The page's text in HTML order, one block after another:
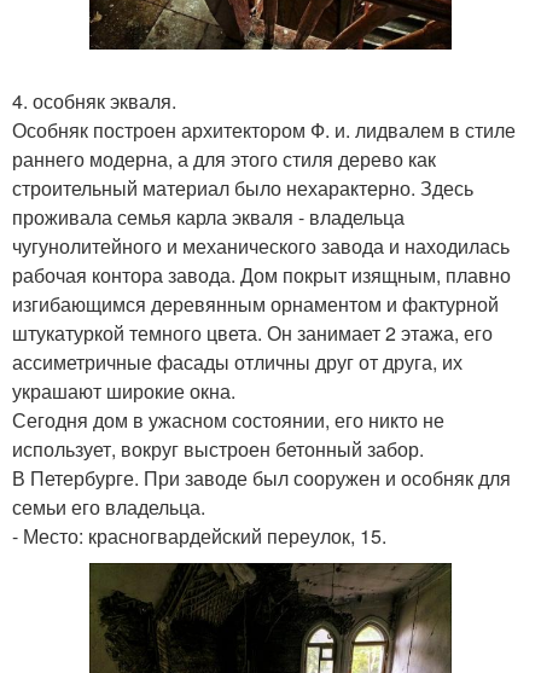
4. особняк экваля.
Особняк построен архитектором Ф. и. лидвалем в стиле
раннего модерна, а для этого стиля дерево как
строительный материал было нехарактерно. Здесь
проживала семья карла экваля - владельца
чугунолитейного и механического завода и находилась
рабочая контора завода. Дом покрыт изящным, плавно
изгибающимся деревянным орнаментом и фактурной
штукатуркой темного цвета. Он занимает 2 этажа, его
ассиметричные фасады отличны друг от друга, их
украшают широкие окна.
Сегодня дом в ужасном состоянии, его никто не
использует, вокруг выстроен бетонный забор.
В Петербурге. При заводе был сооружен и особняк для
семьи его владельца.
- Место: красногвардейский переулок, 15.